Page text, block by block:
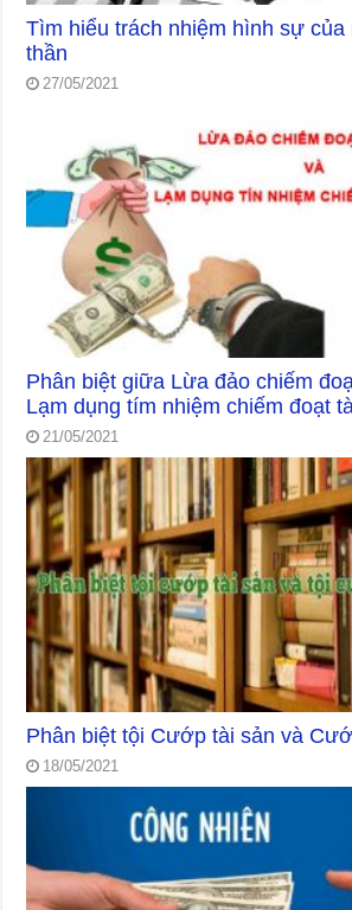
Tìm hiểu trách nhiệm hình sự
thần
27/05/2021
Phân biệt giữa Lừa đảo chiếm
Lạm dụng tím nhiệm chiếm đoạt
21/05/2021
Phân biệt tội Cướp tài sản và
18/05/2021